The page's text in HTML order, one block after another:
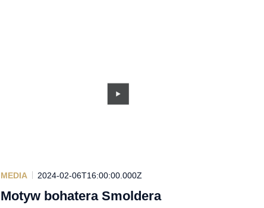
MEDIA 2024-02-06T16:00:00.000Z
Motyw bohatera Smoldera